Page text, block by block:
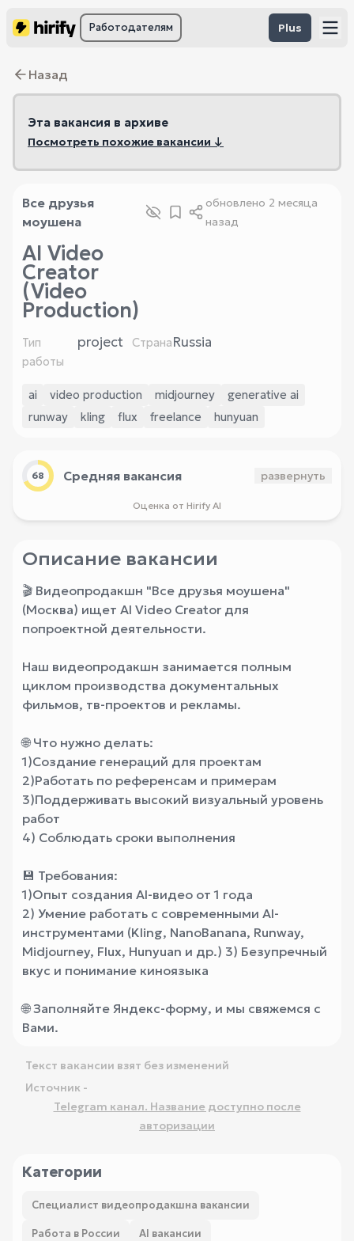
Работодателям Plus
Назад
Эта вакансия в архиве
Посмотреть похожие вакансии ↓
Все друзья
моушена
обновлено 2 месяца
назад
AI Video
Creator
(Video
Production)
Тип
работы
project СтранаRussia
ai video production midjourney
generative ai
runway
kling flux freelance hunyuan
68 Средняя вакансия развернуть
Оценка от Hirify AI
Описание вакансии
🎬 Видеопродакшн "Все друзья моушена"
(Москва) ищет AI Video Creator для
попроектной деятельности.
Наш видеопродакшн занимается полным
циклом производства документальных
фильмов, тв-проектов и рекламы.
🌐 Что нужно делать:
1)Создание генераций для проектам
2)Работать по референсам и примерам
3)Поддерживать высокий визуальный уровень
работ
4) Соблюдать сроки выполнения
💾 Требования:
1)Опыт создания AI-видео от 1 года
2) Умение работать с современными AI-
инструментами (Kling, NanoBanana, Runway,
Midjourney, Flux, Hunyuan и др.) 3) Безупречный
вкус и понимание киноязыка
🌐 Заполняйте Яндекс-форму, и мы свяжемся с
Вами.
Текст вакансии взят без изменений
Источник -
Telegram канал. Название доступно после
авторизации
Категории
Специалист видеопродакшна вакансии
Работа в России AI вакансии